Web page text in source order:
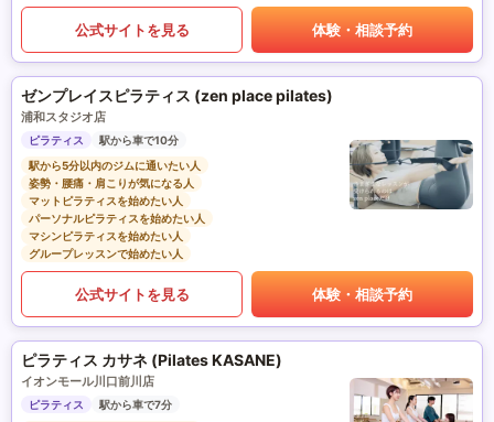
公式サイトを見る 体験・相談予約
ゼンプレイスピラティス (zen place pilates)
浦和スタジオ店
ピラティス
駅から車で10分
駅から5分以内のジムに通いたい人
姿勢・腰痛・肩こりが気になる人
マットピラティスを始めたい人
パーソナルピラティスを始めたい人
マシンピラティスを始めたい人
グループレッスンで始めたい人
公式サイトを見る 体験・相談予約
ピラティス カサネ (Pilates KASANE)
イオンモール川口前川店
ピラティス
駅から車で7分